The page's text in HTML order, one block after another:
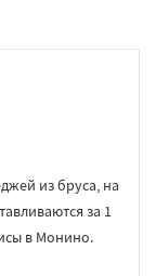
из бруса, на
за 1
в Монино.